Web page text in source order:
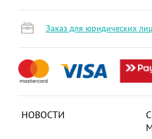
НОВОСТИ
Заказ для юридических лиц